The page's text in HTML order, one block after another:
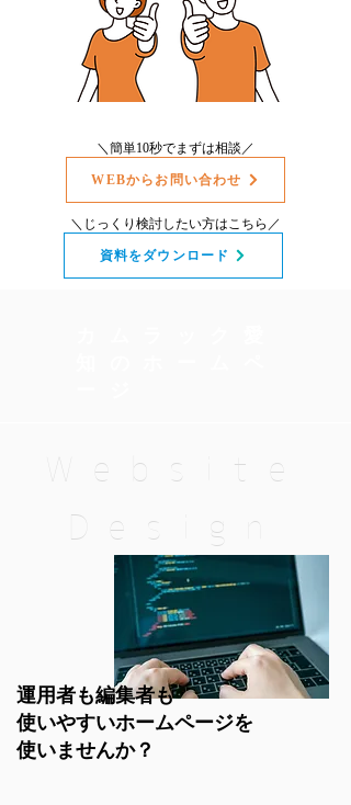
＼簡単10秒でまずは相談／
WEBからお問い合わせ
＼じっくり検討したい方はこちら／
資料をダウンロード
Website
Design
運用者も編集者も
使いやすいホームページを
使いませんか？